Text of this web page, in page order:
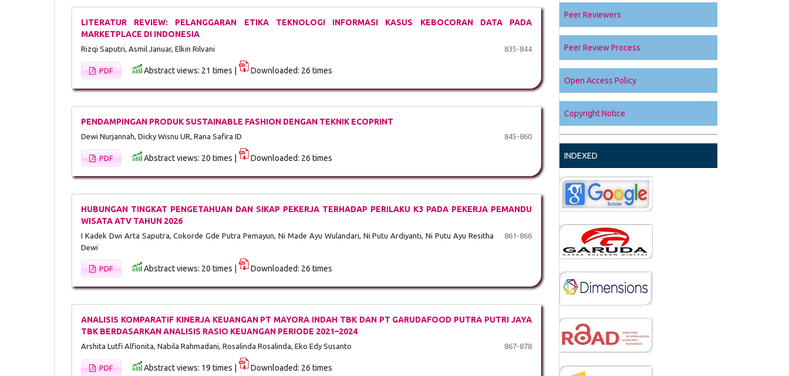
LITERATUR REVIEW: PELANGGARAN ETIKA TEKNOLOGI INFORMASI KASUS KEBOCORAN DATA PADA
MARKETPLACE DI INDONESIA
Rizqi Saputri, Asmil Januar, Elkin Rilvani 835-844
PDF Abstract views: 21 times | Downloaded: 26 times
PENDAMPINGAN PRODUK SUSTAINABLE FASHION DENGAN TEKNIK ECOPRINT
Dewi Nurjannah, Dicky Wisnu UR, Rana Safira ID 845-860
PDF Abstract views: 20 times | Downloaded: 26 times
HUBUNGAN TINGKAT PENGETAHUAN DAN SIKAP PEKERJA TERHADAP PERILAKU K3 PADA PEKERJA PEMANDU
WISATA ATV TAHUN 2026
I Kadek Dwi Arta Saputra, Cokorde Gde Putra Pemayun, Ni Made Ayu Wulandari, Ni Putu Ardiyanti, Ni Putu Ayu Resitha
Dewi
861-866
PDF Abstract views: 20 times | Downloaded: 26 times
ANALISIS KOMPARATIF KINERJA KEUANGAN PT MAYORA INDAH TBK DAN PT GARUDAFOOD PUTRA PUTRI JAYA
TBK BERDASARKAN ANALISIS RASIO KEUANGAN PERIODE 2021–2024
Arshita Lutfi Alfionita, Nabila Rahmadani, Rosalinda Rosalinda, Eko Edy Susanto 867-878
PDF Abstract views: 19 times | Downloaded: 26 times
Peer Reviewers
Peer Review Process
Open Access Policy
Copyright Notice
INDEXED